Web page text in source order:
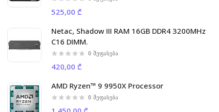
525,00 ₾
Netac, Shadow III RAM 16GB DDR4 3200MHz
C16 DIMM.
0 შეფასება
420,00 ₾
AMD Ryzen™ 9 9950X Processor
0 შეფასება